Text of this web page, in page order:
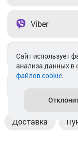
Viber
Telegram
Доставка
Cайт использует
анализа данных в
файлов cookie.